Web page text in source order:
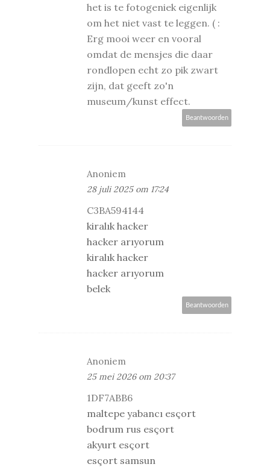
het is te fotogeniek eigenlijk
om het niet vast te leggen. ( :
Erg mooi weer en vooral
omdat de mensjes die daar
rondlopen echt zo pik zwart
zijn, dat geeft zo'n
museum/kunst effect.
Beantwoorden
Anoniem
28 juli 2025 om 17:24
C3BA594144
kiralık hacker
hacker arıyorum
kiralık hacker
hacker arıyorum
belek
Beantwoorden
Anoniem
25 mei 2026 om 20:37
1DF7ABB6
maltepe yabancı esçort
bodrum rus esçort
akyurt esçort
esçort samsun